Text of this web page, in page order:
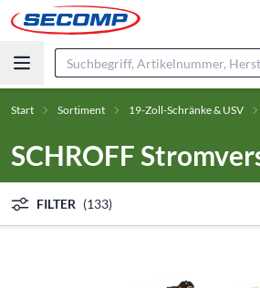
Start Sortiment 19-Zoll-Schränke & USV
SCHROFF
FILTER (133)